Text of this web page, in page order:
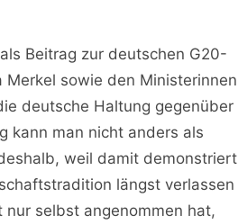
Beitrag zur deutschen G20-
sowie den Ministerinnen
deutsche Haltung gegenüber
kann man nicht anders als
weil damit demonstriert
längst verlassen
selbst angenommen hat,